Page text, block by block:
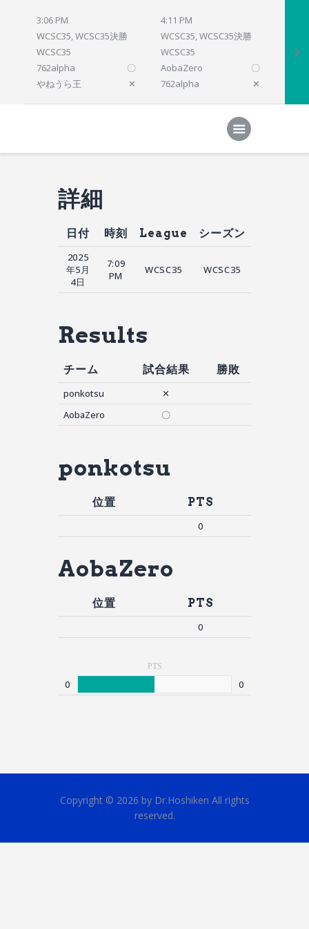
3:06 PM
WCSC35, WCSC35決勝
WCSC35
762alpha
〇
やねうら王
✕
4:11 PM
WCSC35, WCSC35決勝
WCSC35
AobaZero
〇
762alpha
✕
Home
参加プログラム
詳細
日付 時刻 League シーズン
2025
年5月
4日
7:09
PM
WCSC35 WCSC35
Results
チーム 試合結果 勝敗
ponkotsu
✕
AobaZero
〇
ponkotsu
位置 PTS
0
AobaZero
位置 PTS
0
PTS
0 0
Copyright © 2026 by Dr.Hoshiken All rights
reserved.